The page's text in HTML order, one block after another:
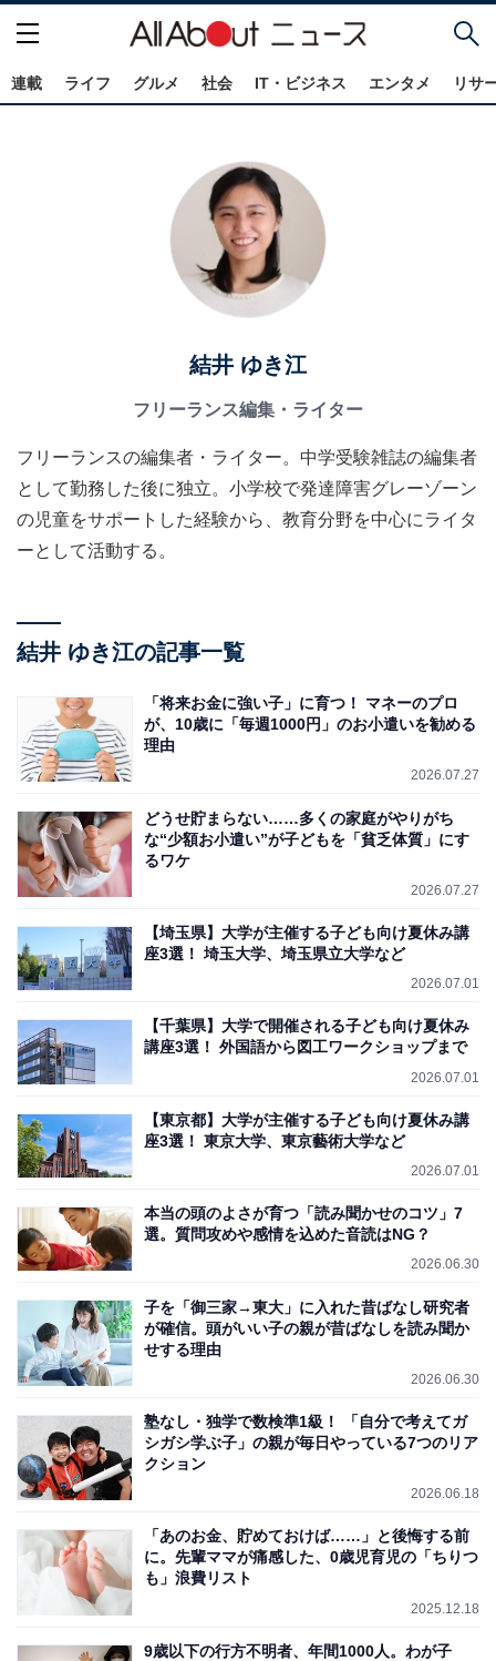
連載 ライフ グルメ 社会 IT・ビジネス エンタメ リサ
結井 ゆき江
フリーランス編集・ライター
フリーランスの編集者・ライター。中学受験雑誌の編集者
として勤務した後に独立。小学校で発達障害グレーゾーン
の児童をサポートした経験から、教育分野を中心にライタ
ーとして活動する。
結井 ゆき江の記事一覧
「将来お金に強い子」に育つ！ マネーのプロ
が、10歳に「毎週1000円」のお小遣いを勧める
理由
2026.07.27
どうせ貯まらない……多くの家庭がやりがち
な“少額お小遣い”が子どもを「貧乏体質」にす
るワケ
2026.07.27
【埼玉県】大学が主催する子ども向け夏休み講
座3選！ 埼玉大学、埼玉県立大学など
2026.07.01
【千葉県】大学で開催される子ども向け夏休み
講座3選！ 外国語から図工ワークショップまで
2026.07.01
【東京都】大学が主催する子ども向け夏休み講
座3選！ 東京大学、東京藝術大学など
2026.07.01
本当の頭のよさが育つ「読み聞かせのコツ」7
選。質問攻めや感情を込めた音読はNG？
2026.06.30
子を「御三家→東大」に入れた昔ばなし研究者
が確信。頭がいい子の親が昔ばなしを読み聞か
せする理由
2026.06.30
塾なし・独学で数検準1級！ 「自分で考えてガ
シガシ学ぶ子」の親が毎日やっている7つのリア
クション
2026.06.18
「あのお金、貯めておけば……」と後悔する前
に。先輩ママが痛感した、0歳児育児の「ちりつ
も」浪費リスト
2025.12.18
9歳以下の行方不明者、年間1000人。わが子